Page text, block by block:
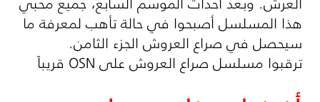
هذا المسلسل أصبحوا في حالة تأهب لمعرفة ما
سيحصل في صراع العروش الجزء الثامن.
ترقبوا مسلسل صراع العروش على OSN قريباً